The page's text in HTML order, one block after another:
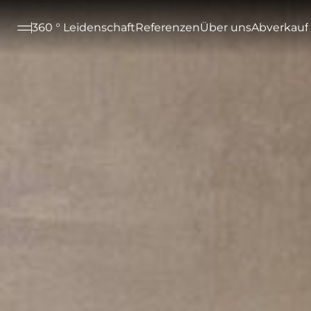
360 ° LeidenschaftReferenzenÜber unsAbverkauf